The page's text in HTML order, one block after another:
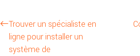
Trouver un spécialiste en
ligne pour installer un
système de